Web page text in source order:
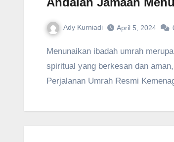
Ady Kurniadi April 5, 2024
Menunaikan ibadah umrah merupakan dambaan setiap muslim. Untuk memastikan perjalanan
spiritual yang berkesan dan
Perjalanan Umrah Resmi